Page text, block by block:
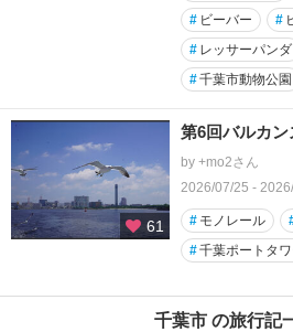
# ビーバー #
# レッサーパンダ
#千葉市動物公園
61
第6回バルカ
by +mo2さん
2026/07/25 -
# モノレール
#千葉ポートタ
千葉市 の旅行記